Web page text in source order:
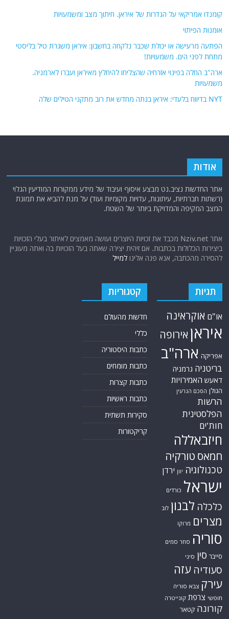
קומנדו אמריקאי על הגדרות של איראן. חיתוך מצב ומשמעויות
אומנות הפיתוי
הפתעה מרעישה או יכולת שכבר נלקחה בחשבון: איראן משגרת טיל בליסטי
מתחת לפני הים. משמעויות!
ארה"ב החלה בפינוי אזרחיה שהצליחו להיחלץ מאיראן ועברו לארמניה.
משמעויות
NYT בדיווח בלעדי: איראן בנתה מחדש את רוב מתקני הטילים שלה
אודות
אתר החדשות נציב.נט מבצע איסוף ועיבוד של מידע ממקורות המודיעין הגלוי
(רשתות חברתיות, עיתונות, עדויות מקומיות ועוד) על מנת להביא את תמונת
המצב המקיפה והמדויקת ביותר של השטח.
אתר Nziv.net מכבד את זכויות היוצרים ועושה מאמצים לאיתור בעלי הזכויות
ביצירות הכלולות בכתבות. אם זיהית יצירה שאתה בעל הזכויות בה ואתה מעוניין
להסירה מהכתבה, אנא פנה אלינולמייל
תגיות
או"ם אוקראינה
איראן אירופה
אפריקה ארה"ב
בריטניה גרמניה
דאעש האמירויות
הגולן הסכם הגרעין
הרשות
הפלסטינית
חות'ים
חיזבאללה
חמאס טורקיה
טכנולוגיה יוון ירדן
ישראל כורדים
כלכלה לבנון לוב
מצרים מרוקו
סוריה סחר סמים
סייבר סין סיני
סעודיה עזה
עירק צבא סוריה
חופשי צרפת קונייטרה
קורונה קטאר
קטגוריות
חדשות מהעולם
כללי
כתבות היסטוריה
כתבות מומחים
כתבות קצרות
כתבות ראשיות
סקירות תשתית
קריקטורות